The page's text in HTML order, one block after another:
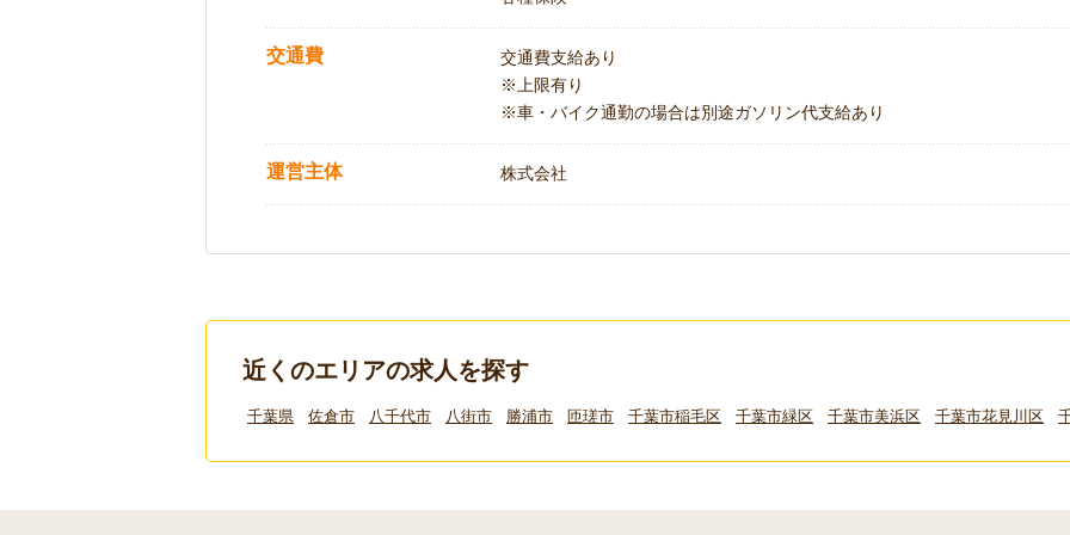
交通費
交通費支給あり
※上限有り
※車・バイク通勤の場合は別途ガソリン代支給あり
運営主体 株式会社
近くのエリアの求人を探す
千葉県 佐倉市 八千代市 八街市 勝浦市 匝瑳市 千葉市稲毛区 千葉市緑区 千葉市美浜区 千葉市花見川区